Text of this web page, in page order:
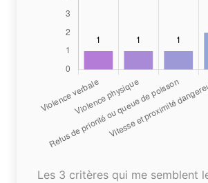
Les 3 critères qui me semblent